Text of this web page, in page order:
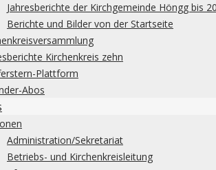
Jahresberichte der Kirchgemeinde Höngg bis
Berichte und Bilder von der Startseite
Kirchenkreis zehn
Plattform
Abos
Administration/Sekretariat
Betriebs- und Kirchenkreisleitung